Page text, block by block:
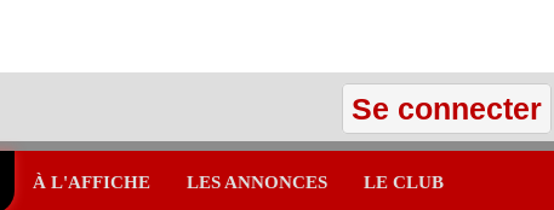
Se connecter
À L'AFFICHE LES ANNONCES LE CLUB